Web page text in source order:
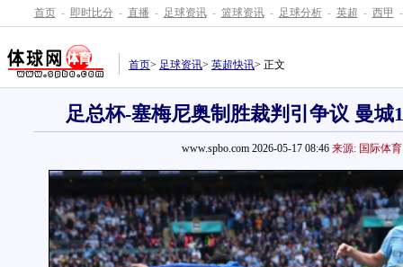
首页 - 即时比分 - 直播 - 足球资讯 - 篮球资讯 - 足球分析 - 英超 - 西甲 -
首页> 足球资讯> 英超快讯> 正文
足总杯-塞梅尼奥制胜裁判引争议 曼城
www.spbo.com 2026-05-17 08:46 来源: 国际体育